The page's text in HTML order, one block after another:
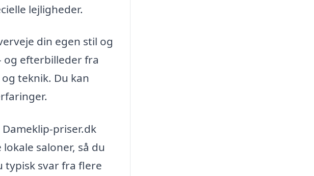
lejligheder.
din egen stil og
og efterbilleder fra
teknik. Du kan
priser.dk
saloner, så du
typisk svar fra flere